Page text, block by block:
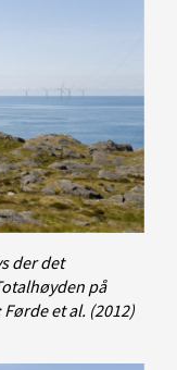
der det
på
et al. (2012)